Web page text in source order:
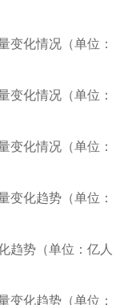
变化情况（单位：
变化情况（单位：
变化情况（单位：
变化趋势（单位：
趋势（单位：亿人
变化趋势（单位：